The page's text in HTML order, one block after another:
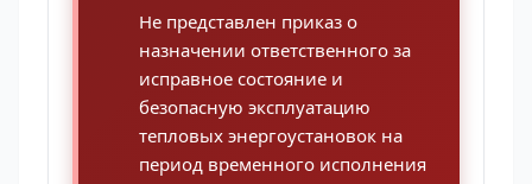
Не представлен приказ о
назначении ответственного за
исправное состояние и
безопасную эксплуатацию
тепловых энергоустановок на
период временного исполнения